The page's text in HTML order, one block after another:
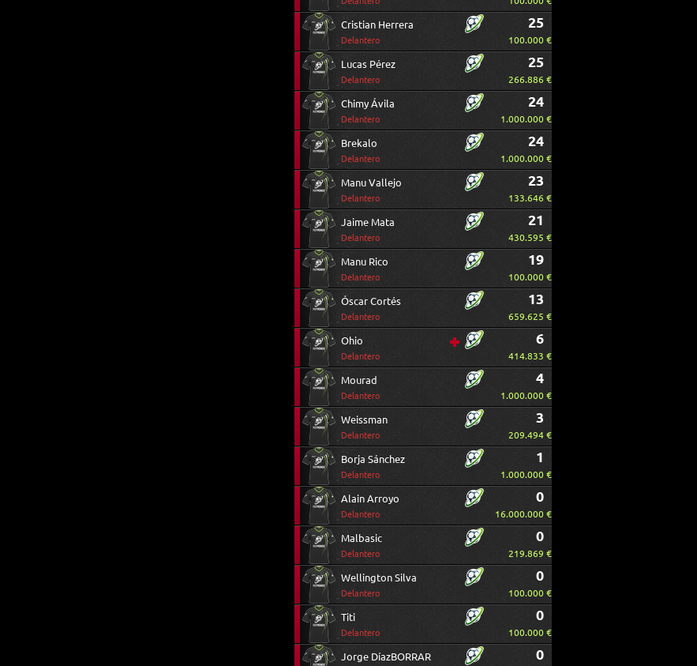
Cristian Herrera
Delantero
25
100.000 €
Lucas Pérez
Delantero
25
266.886 €
Chimy Ávila
Delantero
24
1.000.000 €
Brekalo
Delantero
24
1.000.000 €
Manu Vallejo
Delantero
23
133.646 €
Jaime Mata
Delantero
21
430.595 €
Manu Rico
Delantero
19
100.000 €
Óscar Cortés
Delantero
13
659.625 €
Ohio
Delantero
6
414.833 €
Mourad
Delantero
4
1.000.000 €
Weissman
Delantero
3
209.494 €
Borja Sánchez
Delantero
1
1.000.000 €
Alain Arroyo
Delantero
0
16.000.000 €
Malbasic
Delantero
0
219.869 €
Wellington Silva
Delantero
0
100.000 €
Titi
Delantero
0
100.000 €
Jorge DíazBORRAR 0